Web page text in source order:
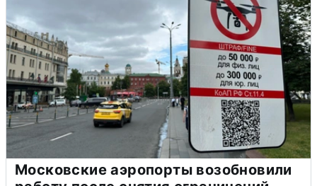
Московские аэропорты возобновили